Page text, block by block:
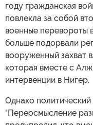
году гражданская
повлекла за собой
военные
больше подорвали
вооруженный захват
которая вместе с
интервенции в Нигер.
Однако
"Переосмысление